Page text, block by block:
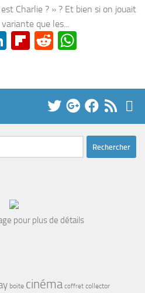
Charlie ? » ? Et bien si on jouait
que les...
LinkedIn
Flipboard
Reddit
pour plus de détails
boite cinéma coffret collector